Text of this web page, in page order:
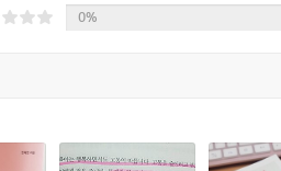
는 말을 많이 했습니다」중에서
무서운 곳이야. 긴장 풀지 마. (긴장감
0%